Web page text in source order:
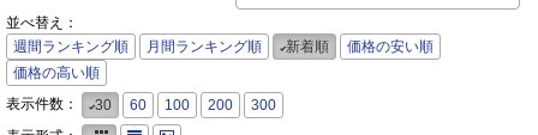
並べ替え：
週間ランキング順
月間ランキング順 新着順
価格の安い順
価格の高い順
表示件数：
30 60 100 200
300